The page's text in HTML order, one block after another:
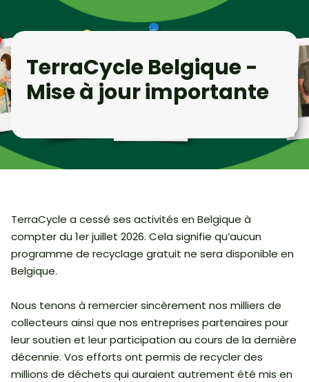
TerraCycle Belgique -
Mise à jour importante
TerraCycle a cessé ses activités en Belgique à
compter du 1er juillet 2026. Cela signifie qu’aucun
programme de recyclage gratuit ne sera disponible en
Belgique.
Nous tenons à remercier sincèrement nos milliers de
collecteurs ainsi que nos entreprises partenaires pour
leur soutien et leur participation au cours de la dernière
décennie. Vos efforts ont permis de recycler des
millions de déchets qui auraient autrement été mis en